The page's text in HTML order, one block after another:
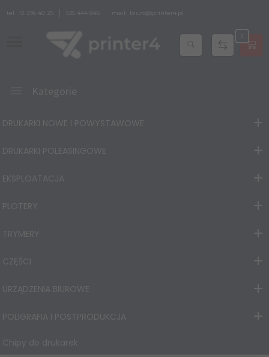
tel. 12 296 40 25 535 444 845 mail: biuro@printer4.pl
Kategorie
DRUKARKI NOWE I POWYSTAWOWE
DRUKARKI POLEASINGOWE
EKSPLOATACJA
PLOTERY
TRYMERY
CZĘŚCI
URZĄDZENIA BIUROWE
POLIGRAFIA I POSTPRODUKCJA
Chipy do drukarek